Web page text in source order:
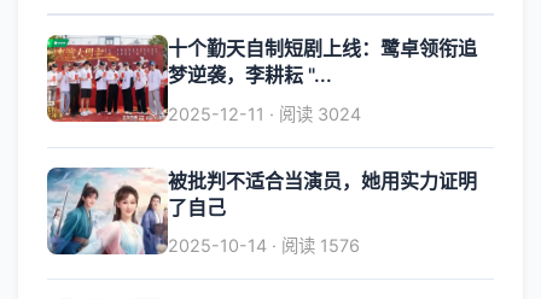
十个勤天自制短剧上线：鹭卓领衔追
梦逆袭，李耕耘 "...
2025-12-11 · 阅读 3024
被批判不适合当演员，她用实力证明
了自己
2025-10-14 · 阅读 1576